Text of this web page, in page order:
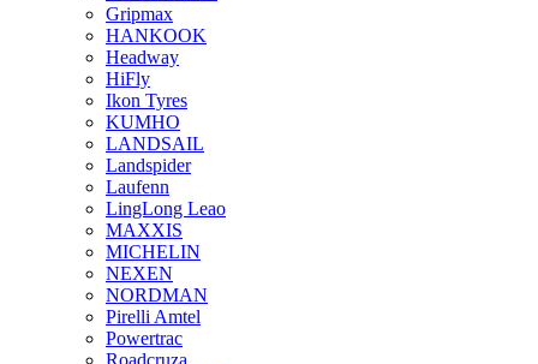
Gripmax
HANKOOK
Headway
HiFly
Ikon Tyres
KUMHO
LANDSAIL
Landspider
Laufenn
LingLong Leao
MAXXIS
MICHELIN
NEXEN
NORDMAN
Pirelli Amtel
Powertrac
Roadcruza